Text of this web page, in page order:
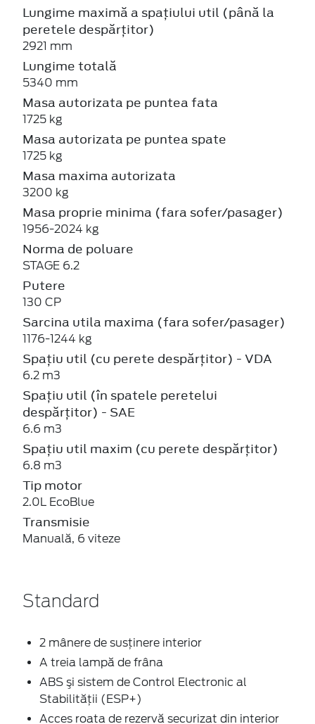
Lungime maximă a spațiului util (până la
peretele despărțitor)
2921 mm
Lungime totală
5340 mm
Masa autorizata pe puntea fata
1725 kg
Masa autorizata pe puntea spate
1725 kg
Masa maxima autorizata
3200 kg
Masa proprie minima (fara sofer/pasager)
1956-2024 kg
Norma de poluare
STAGE 6.2
Putere
130 CP
Sarcina utila maxima (fara sofer/pasager)
1176-1244 kg
Spațiu util (cu perete despărțitor) - VDA
6.2 m3
Spațiu util (în spatele peretelui
despărțitor) - SAE
6.6 m3
Spațiu util maxim (cu perete despărțitor)
6.8 m3
Tip motor
2.0L EcoBlue
Transmisie
Manuală, 6 viteze
Standard
2 mânere de susţinere interior
A treia lampă de frâna
ABS şi sistem de Control Electronic al
Stabilității (ESP+)
Acces roata de rezervă securizat din interior